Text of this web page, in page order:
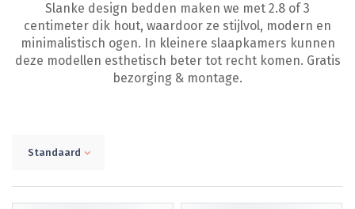
Slanke design bedden maken we met 2.8 of 3
centimeter dik hout, waardoor ze stijlvol, modern en
minimalistisch ogen. In kleinere slaapkamers kunnen
deze modellen esthetisch beter tot recht komen. Gratis
bezorging & montage.
Standaard